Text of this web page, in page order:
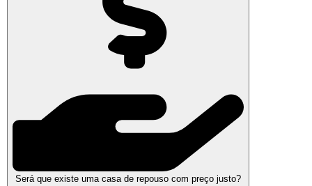
Será que existe uma casa de repouso com preço justo?